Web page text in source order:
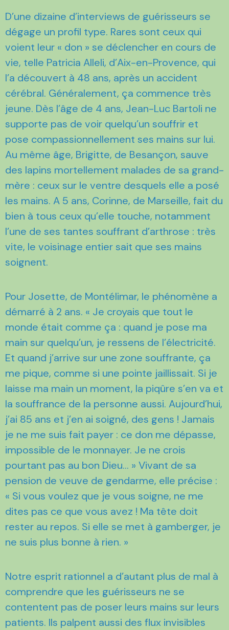
D’une dizaine d’interviews de guérisseurs se
dégage un profil type. Rares sont ceux qui
voient leur « don » se déclencher en cours de
vie, telle Patricia Alleli, d’Aix-en-Provence, qui
l’a découvert à 48 ans, après un accident
cérébral. Généralement, ça commence très
jeune. Dès l’âge de 4 ans, Jean-Luc Bartoli ne
supporte pas de voir quelqu’un souffrir et
pose compassionnellement ses mains sur lui.
Au même âge, Brigitte, de Besançon, sauve
des lapins mortellement malades de sa grand-
mère : ceux sur le ventre desquels elle a posé
les mains. A 5 ans, Corinne, de Marseille, fait du
bien à tous ceux qu’elle touche, notamment
l’une de ses tantes souffrant d’arthrose : très
vite, le voisinage entier sait que ses mains
soignent.
Pour Josette, de Montélimar, le phénomène a
démarré à 2 ans. « Je croyais que tout le
monde était comme ça : quand je pose ma
main sur quelqu’un, je ressens de l’électricité.
Et quand j’arrive sur une zone souffrante, ça
me pique, comme si une pointe jaillissait. Si je
laisse ma main un moment, la piqûre s’en va et
la souffrance de la personne aussi. Aujourd’hui,
j’ai 85 ans et j’en ai soigné, des gens ! Jamais
je ne me suis fait payer : ce don me dépasse,
impossible de le monnayer. Je ne crois
pourtant pas au bon Dieu… » Vivant de sa
pension de veuve de gendarme, elle précise :
« Si vous voulez que je vous soigne, ne me
dites pas ce que vous avez ! Ma tête doit
rester au repos. Si elle se met à gamberger, je
ne suis plus bonne à rien. »
Notre esprit rationnel a d’autant plus de mal à
comprendre que les guérisseurs ne se
contentent pas de poser leurs mains sur leurs
patients. Ils palpent aussi des flux invisibles